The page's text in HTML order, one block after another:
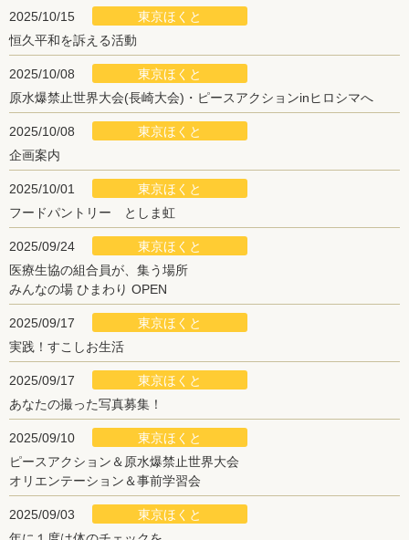
2025/10/15
東京ほくと
恒久平和を訴える活動
2025/10/08
東京ほくと
原水爆禁止世界大会(長崎大会)・ピースアクションinヒロシマへ
2025/10/08
東京ほくと
企画案内
2025/10/01
東京ほくと
フードパントリー としま虹
2025/09/24
東京ほくと
医療生協の組合員が、集う場所
みんなの場 ひまわり OPEN
2025/09/17
東京ほくと
実践！すこしお生活
2025/09/17
東京ほくと
あなたの撮った写真募集！
2025/09/10
東京ほくと
ピースアクション＆原水爆禁止世界大会
オリエンテーション＆事前学習会
2025/09/03
東京ほくと